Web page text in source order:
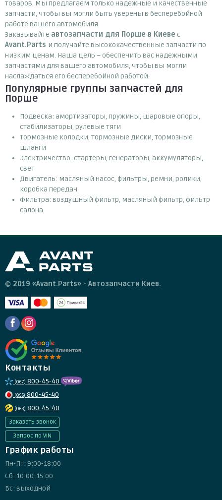
товаров. Мы предлагаем только надежные и качественные
запчасти, чтобы вы могли быть уверены в бесперебойной
работе вашего автомобиля.
Заказывайте автозапчасти для Порше в Киеве с
Avant.Parts и получайте высококачественные запчасти по
низким ценам. Наша цель – обеспечить вас надежными
запчастями для вашего автомобиля, чтобы вы могли
наслаждаться его бесперебойной работой.
Популярные группы запчастей для
Порше
Подвеска: амортизаторы, пружины, шаровые опоры,
стабилизаторы, рулевые тяги
Тормозные колодки, тормозные диски, тормозные
шланги
Электричество: стартеры, генераторы, аккумуляторы,
свет
Двигатель: масляный насос, фильтры, ремни, ролики,
коробка передач
Фильтра: воздушный фильтр, масляный фильтр, фильтр
салона
© 2019 «Avant.Parts» - Автозапчасти Киев.
Контакты
(067) 800-45-40
(095) 800-45-40
(063) 800-45-40
Заказать звонок
Запрос по VIN
График работы
Пн-Пт: 9:00-18:00
Сб: 10:00-15:00
Вс: выходной